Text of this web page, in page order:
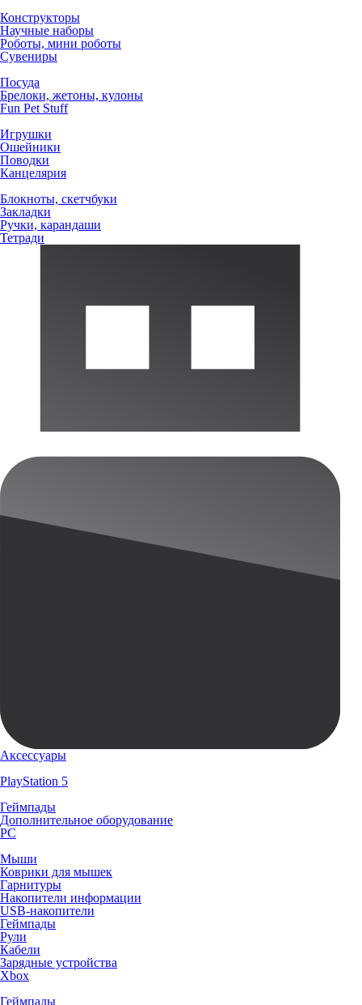
Конструкторы
Научные наборы
Роботы, мини роботы
Сувениры
Посуда
Брелоки, жетоны, кулоны
Fun Pet Stuff
Игрушки
Ошейники
Поводки
Канцелярия
Блокноты, скетчбуки
Закладки
Ручки, карандаши
Тетради
Аксессуары
PlayStation 5
Геймпады
Дополнительное оборудование
PC
Мыши
Коврики для мышек
Гарнитуры
Накопители информации
USB-накопители
Геймпады
Рули
Кабели
Зарядные устройства
Xbox
Геймпады